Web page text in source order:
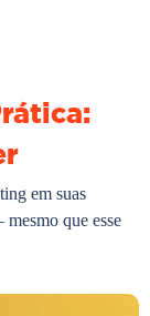
em suas
que esse